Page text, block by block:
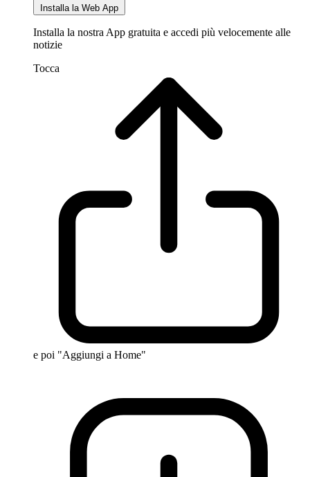
Installa la Web App
Installa la nostra App gratuita e accedi più velocemente alle
notizie
Tocca
e poi "Aggiungi a Home"